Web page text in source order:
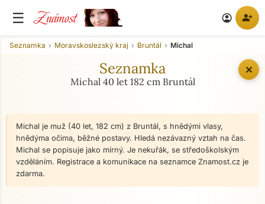
☰ Známost account_circle person_add
✕
Seznamka Moravskoslezský kraj Bruntál Michal
Seznamka
Michal 40 let 182 cm Bruntál
Michal je muž (40 let, 182 cm) z Bruntál, s hnědými vlasy,
hnědýma očima, běžné postavy. Hledá nezávazný vztah na čas.
Michal se popisuje jako mírný. Je nekuřák, se středoškolským
vzděláním. Registrace a komunikace na seznamce Znamost.cz je
zdarma.